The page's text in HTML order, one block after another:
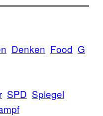
Denken Food G
SPD Spiegel